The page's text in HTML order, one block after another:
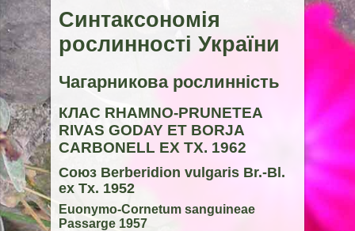
Синтаксономія
рослинності України
Чагарникова рослинність
КЛАС RHAMNO-PRUNETEA
RIVAS GODAY ET BORJA
CARBONELL EX TX. 1962
Союз Berberidion vulgaris Br.-Bl.
ex Tx. 1952
Euonymo-Cornetum sanguineae
Passarge 1957